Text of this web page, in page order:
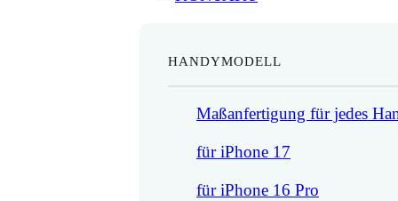
HANDYMODELL
Maßanfertigung für jedes
für iPhone 17
für iPhone 16 Pro